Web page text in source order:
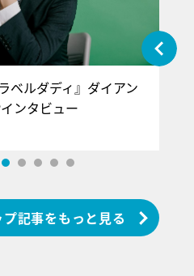
ベルダディ』ダイアン
インタビュー
記事をもっと見る